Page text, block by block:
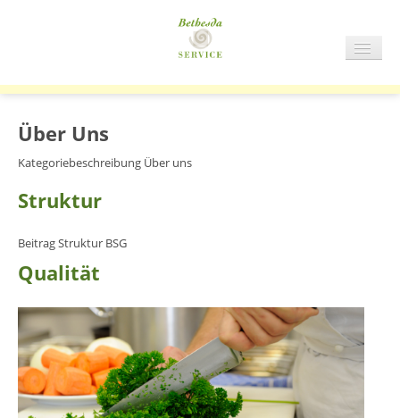
GASTRONOMIE
SERVICE
ÜBER UNS
Über Uns
Kategoriebeschreibung Über uns
Struktur
Beitrag Struktur BSG
Qualität